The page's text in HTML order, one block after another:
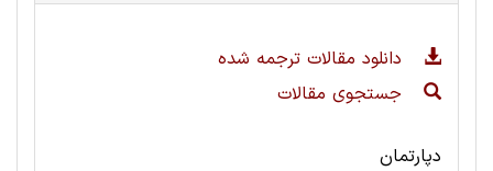
دانلود مقالات ترجمه شده
جستجوی مقالات
دپارتمان